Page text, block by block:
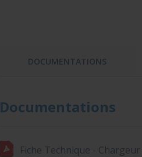
DOCUMENTATIONS
Documentations
Fiche Technique -